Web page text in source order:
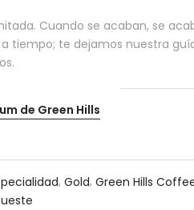
Cuando se acaban, se
tiempo; te dejamos nuestra
de Green Hills
, Gold, Green Hills